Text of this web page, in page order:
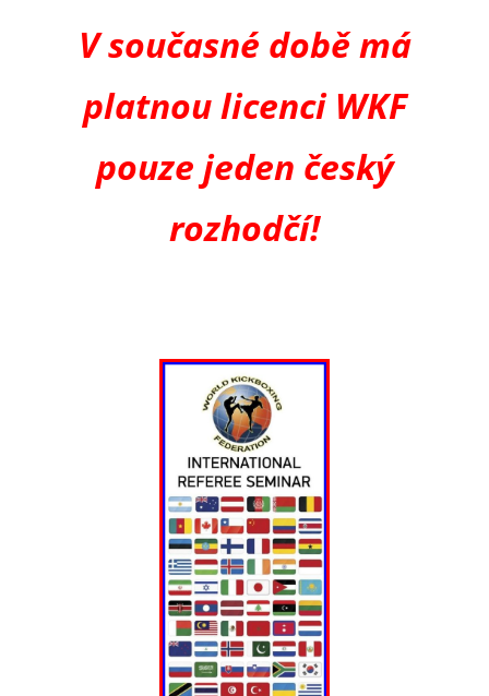
V současné době má
platnou licenci WKF
pouze jeden český
rozhodčí!